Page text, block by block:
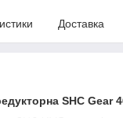
Доставка
SHC Gear